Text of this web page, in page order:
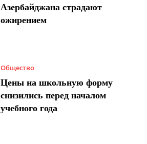
Азербайджана страдают
ожирением
Общество
Цены на школьную форму
снизились перед началом
учебного года